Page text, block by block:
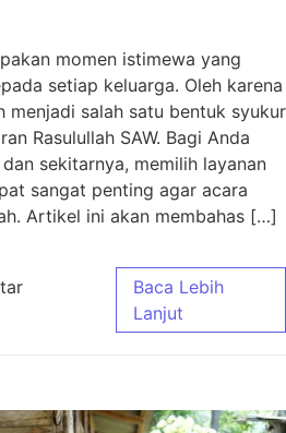
momen istimewa yang
setiap keluarga. Oleh karena
menjadi salah satu bentuk syukur
Rasulullah SAW. Bagi Anda
sekitarnya, memilih layanan
sangat penting agar acara
Artikel ini akan membahas […]
Bandung Paket Murah Jawa
Baca Lebih
Lanjut